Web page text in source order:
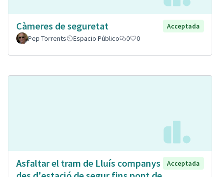
Càmeres de seguretat
Acceptada
Pep Torrents
Espacio Público 0 0
Asfaltar el tram de Lluís companys
Acceptada